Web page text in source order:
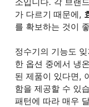
가 다르기 때문에,
를 확보하는 것이
정수기의 기능도
한 옵션 중에서 냉
된 제품이 있다면,
함을 제공할 수 있
패턴에 따라 매우